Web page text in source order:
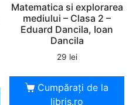
Matematica si explorarea
mediului – Clasa 2 –
Eduard Dancila, Ioan
Dancila
29 lei
Cumpărați de la
libris.ro